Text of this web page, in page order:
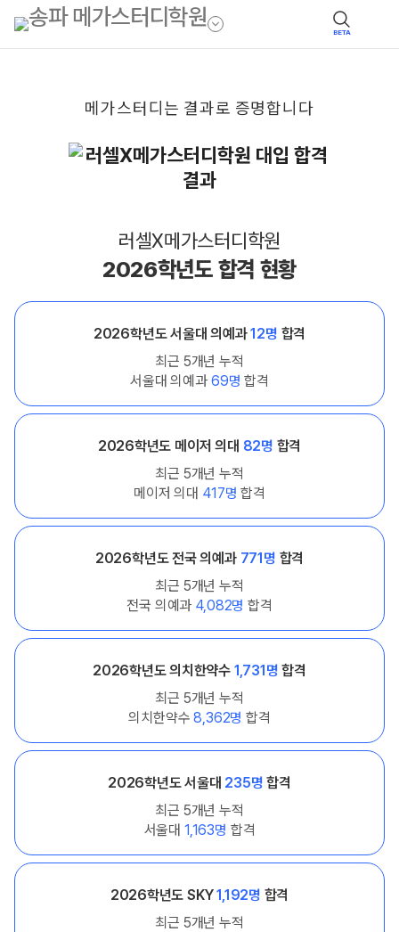
BETA
메가스터디는 결과로 증명합니다
러셀X메가스터디학원
2026학년도 합격 현황
2026학년도 서울대 의예과12명 합격
최근 5개년 누적
서울대 의예과 69명 합격
2026학년도 메이저 의대 82명 합격
최근 5개년 누적
메이저 의대 417명 합격
2026학년도 전국 의예과 771명 합격
최근 5개년 누적
전국 의예과 4,082명 합격
2026학년도 의치한약수 1,731명 합격
최근 5개년 누적
의치한약수8,362명 합격
2026학년도 서울대 235명 합격
최근 5개년 누적
서울대 1,163명 합격
2026학년도 SKY1,192명 합격
최근 5개년 누적